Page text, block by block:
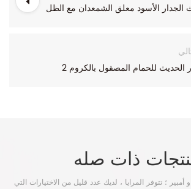
الجدار الأسود معلق الشمعدان مع الظل
الحديث للحمام المصقول بالكروم 2
ذات صله
؛ تتوفر المرايا ، لديك عدد قليل من الاختيارات التي